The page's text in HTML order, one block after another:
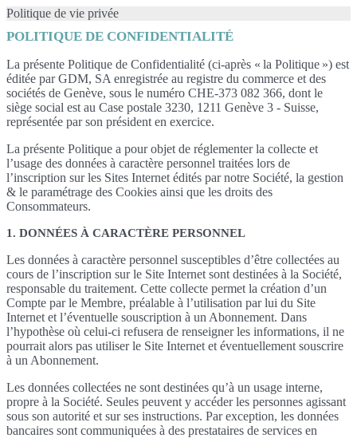
Politique de vie privée
POLITIQUE DE CONFIDENTIALITÉ
La présente Politique de Confidentialité (ci-après « la Politique ») est
éditée par GDM, SA enregistrée au registre du commerce et des
sociétés de Genève, sous le numéro CHE-373 082 366, dont le
siège social est au Case postale 3230, 1211 Genève 3 - Suisse,
représentée par son président en exercice.
La présente Politique a pour objet de réglementer la collecte et
l’usage des données à caractère personnel traitées lors de
l’inscription sur les Sites Internet édités par notre Société, la gestion
& le paramétrage des Cookies ainsi que les droits des
Consommateurs.
1. DONNÉES À CARACTÈRE PERSONNEL
Les données à caractère personnel susceptibles d’être collectées au
cours de l’inscription sur le Site Internet sont destinées à la Société,
responsable du traitement. Cette collecte permet la création d’un
Compte par le Membre, préalable à l’utilisation par lui du Site
Internet et l’éventuelle souscription à un Abonnement. Dans
l’hypothèse où celui-ci refusera de renseigner les informations, il ne
pourrait alors pas utiliser le Site Internet et éventuellement souscrire
à un Abonnement.
Les données collectées ne sont destinées qu’à un usage interne,
propre à la Société. Seules peuvent y accéder les personnes agissant
sous son autorité et sur ses instructions. Par exception, les données
bancaires sont communiquées à des prestataires de services en